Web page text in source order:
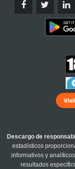
Descargo de
estadísticos
informativos y
resultados